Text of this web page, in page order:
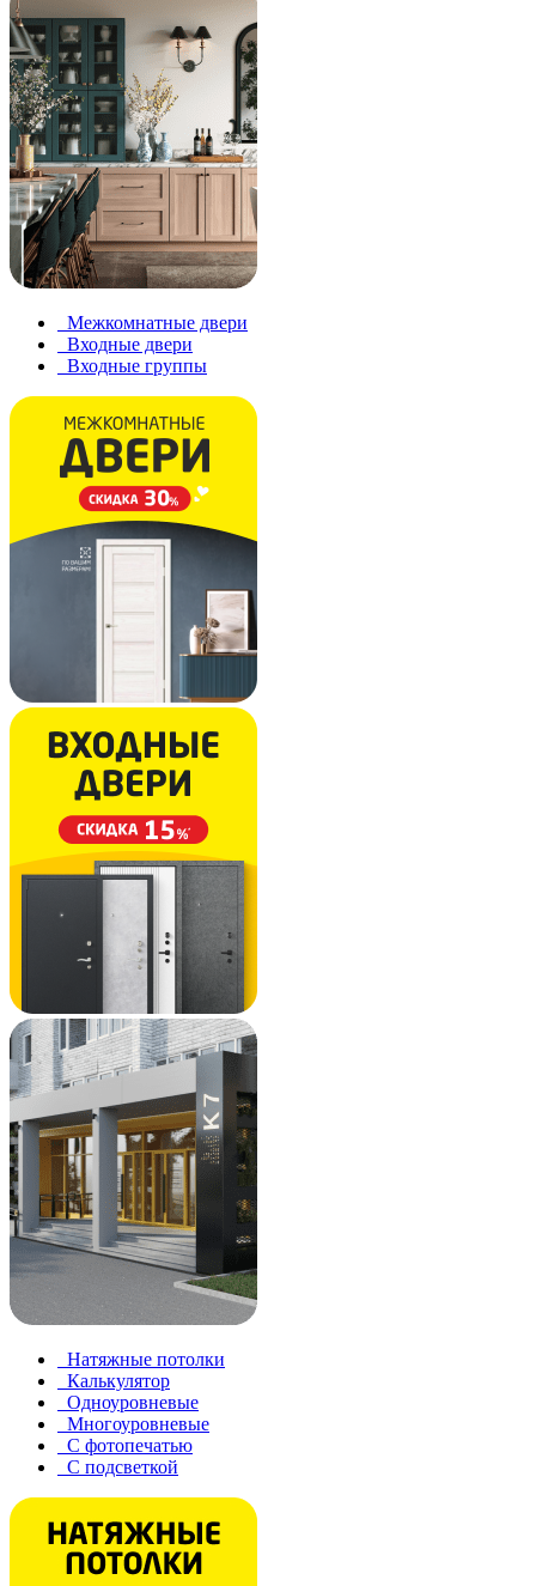
Межкомнатные двери
Входные двери
Входные группы
Натяжные потолки
Калькулятор
Одноуровневые
Многоуровневые
С фотопечатью
С подсветкой